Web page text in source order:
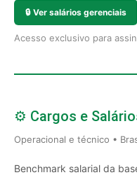
🔒 Ver salários gerenciais
Acesso exclusivo para
⚙️ Cargos e
Operacional e técnico •
Benchmark salarial da